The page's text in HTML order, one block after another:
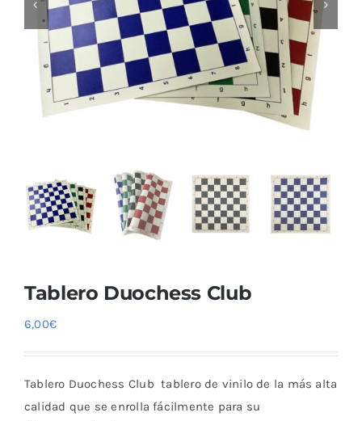
Blog
Tablero Duochess Club
6,00€
Tablero Duochess Club tablero de vinilo de la más alta
calidad que se enrolla fácilmente para su